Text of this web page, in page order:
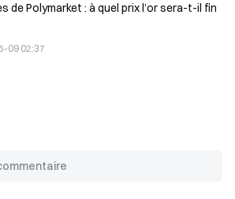
de Polymarket : à quel prix l’or sera-t-il fin
09 02:37